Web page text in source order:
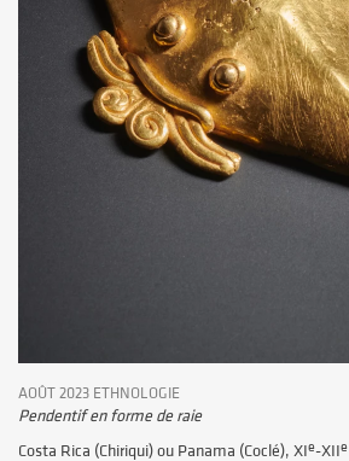
AOÛT 2023 ETHNOLOGIE
Pendentif en forme de raie
Costa Rica (Chiriqui) ou Panama (Coclé), XIe-XIIe